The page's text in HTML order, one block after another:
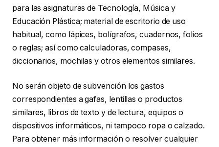
para las asignaturas de Tecnología, Música y
Educación Plástica; material de escritorio de uso
habitual, como lápices, bolígrafos, cuadernos, folios
o reglas; así como calculadoras, compases,
diccionarios, mochilas y otros elementos similares.
No serán objeto de subvención los gastos
correspondientes a gafas, lentillas o productos
similares, libros de texto y de lectura, equipos o
dispositivos informáticos, ni tampoco ropa o calzado.
Para obtener más información o resolver cualquier